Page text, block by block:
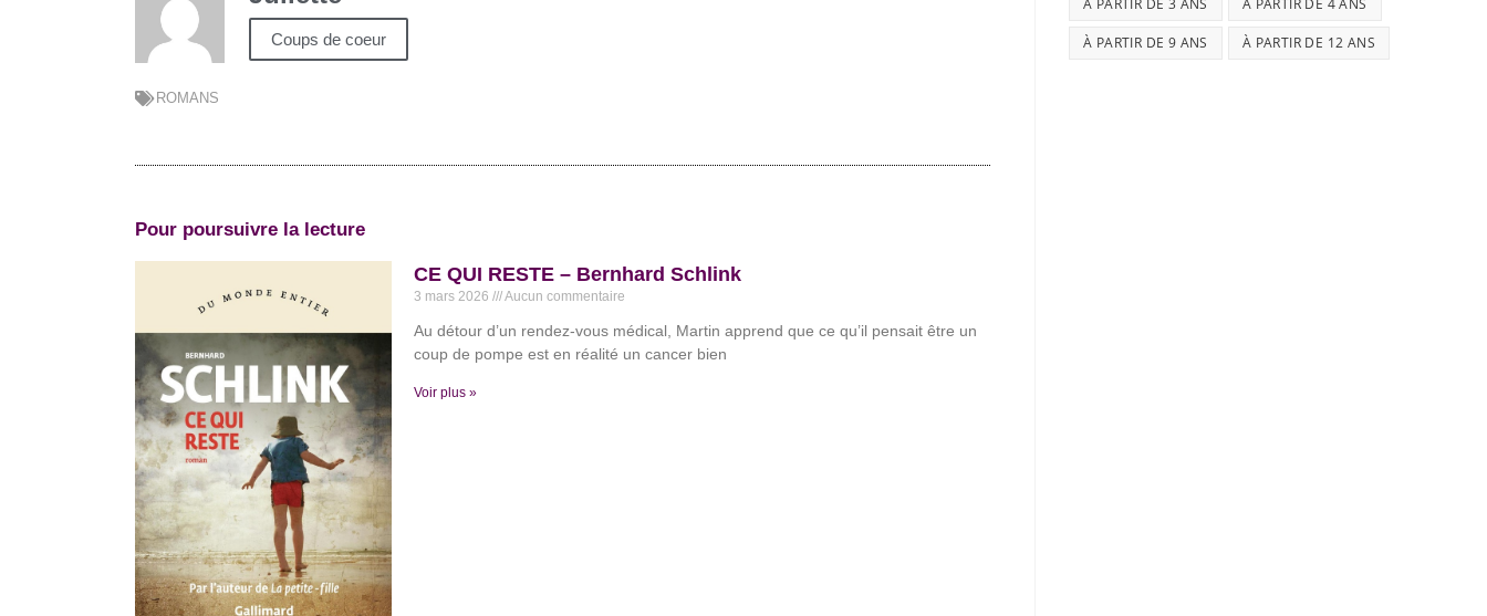
Coups de coeur
ROMANS
Pour poursuivre la lecture
CE QUI RESTE – Bernhard Schlink
3 mars 2026 Aucun commentaire
Au détour d’un rendez-vous médical, Martin apprend que ce qu’il pensait être un
coup de pompe est en réalité un cancer bien
Voir plus »
À PARTIR DE 3 ANS À PARTIR DE 4 ANS
À PARTIR DE 9 ANS À PARTIR DE 12 ANS